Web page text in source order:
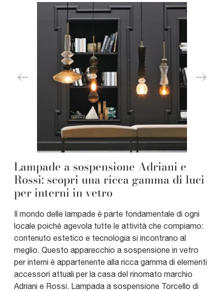
Lampade a sospensione Adriani e
Rossi: scopri una ricca gamma di luci
per interni in vetro
Il mondo delle lampade è parte fondamentale di ogni
locale poiché agevola tutte le attività che compiamo:
contenuto estetico e tecnologia si incontrano al
meglio. Questo apparecchio a sospensione in vetro
per interni è appartenente alla ricca gamma di elementi
accessori attuali per la casa del rinomato marchio
Adriani e Rossi. Lampada a sospensione Torcello di